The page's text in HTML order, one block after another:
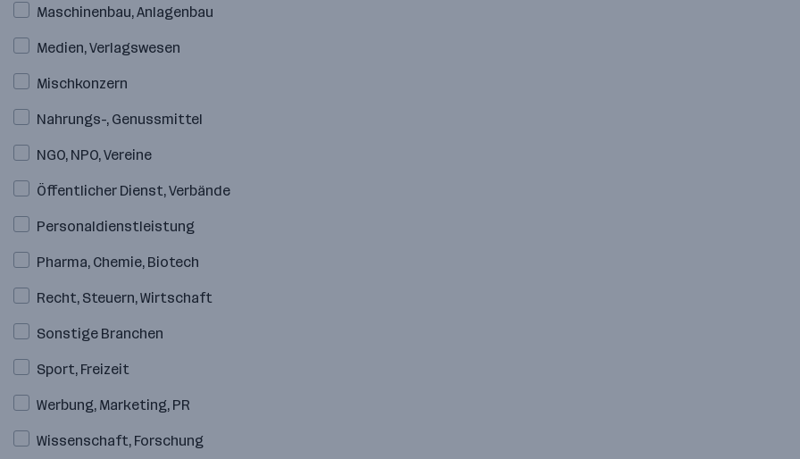
Maschinenbau, Anlagenbau
Medien, Verlagswesen
Mischkonzern
Nahrungs-, Genussmittel
NGO, NPO, Vereine
Öffentlicher Dienst, Verbände
Personaldienstleistung
Pharma, Chemie, Biotech
Recht, Steuern, Wirtschaft
Sonstige Branchen
Sport, Freizeit
Werbung, Marketing, PR
Wissenschaft, Forschung